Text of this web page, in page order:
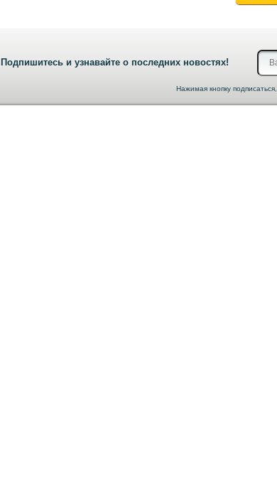
Подпишитесь и узнавайте о последних новостях!
Нажимая кнопку